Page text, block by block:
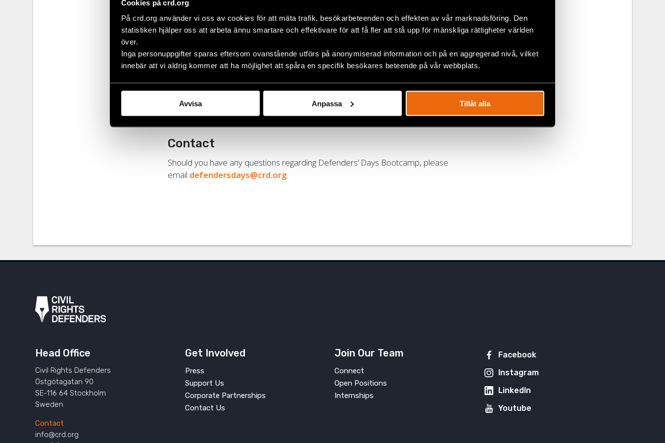
Cookies på crd.org
På crd.org använder vi oss av cookies för att mäta trafik, besökarbeteenden och effekten av vår marknadsföring. Den
statistiken hjälper oss att arbeta ännu smartare och effektivare för att få fler att stå upp för mänskliga rättigheter världen
över.
Inga personuppgifter sparas eftersom ovanstående utförs på anonymiserad information och på en aggregerad nivå, vilket
innebär att vi aldrig kommer att ha möjlighet att spåra en specifik besökares beteende på vår webbplats.
Avvisa Anpassa Tillåt alla
Communication.
The aim of Defenders’ Days Bootcamp
The Defenders’ Days Bootcamp concept is developed to meet human rights defenders
in different contexts but with similar challenges from a global perspective.
To support cooperation, networking and exchange of knowledge among human
rights defenders through interactive and relevant trainings;
To strengthen the capacity and protection of human rights defenders.
Contact
Should you have any questions regarding Defenders’ Days Bootcamp, please
email defendersdays@crd.org
Head Office
Civil Rights Defenders
Östgötagatan 90
SE-116 64 Stockholm
Sweden
Contact
info@crd.org
Get Involved
Press
Support Us
Corporate Partnerships
Contact Us
Join Our Team
Connect
Open Positions
Internships
Facebook
Instagram
LinkedIn
Youtube